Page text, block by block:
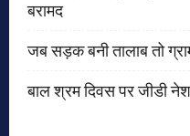
बरामद
जब सड़क बनी तालाब तो
बाल श्रम दिवस पर जीडी